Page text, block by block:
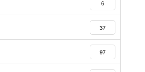
6
37
97